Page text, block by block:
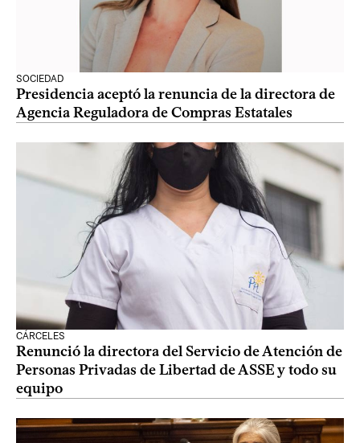
SOCIEDAD
Presidencia aceptó la renuncia de la directora de
Agencia Reguladora de Compras Estatales
CÁRCELES
Renunció la directora del Servicio de Atención de
Personas Privadas de Libertad de ASSE y todo su
equipo